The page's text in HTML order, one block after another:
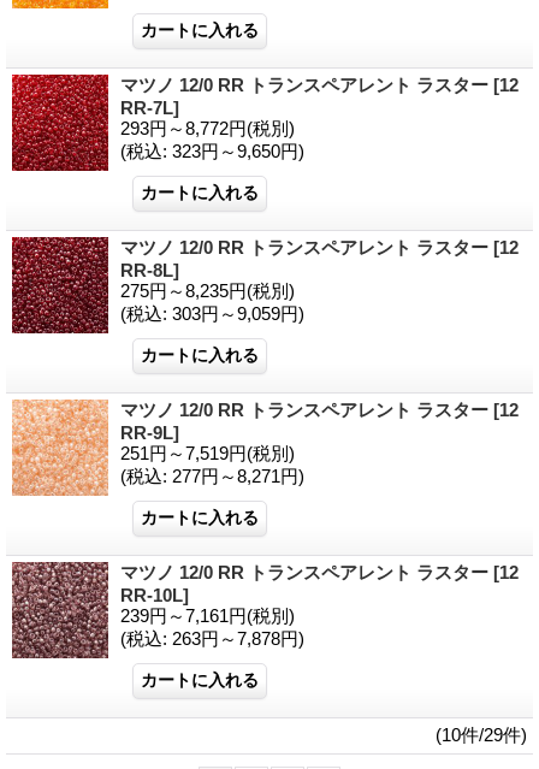
マツノ 12/0 RR トランスペアレント ラスター [12
RR-7L]
293円～8,772円(税別)
(税込: 323円～9,650円)
マツノ 12/0 RR トランスペアレント ラスター [12
RR-8L]
275円～8,235円(税別)
(税込: 303円～9,059円)
マツノ 12/0 RR トランスペアレント ラスター [12
RR-9L]
251円～7,519円(税別)
(税込: 277円～8,271円)
マツノ 12/0 RR トランスペアレント ラスター [12
RR-10L]
239円～7,161円(税別)
(税込: 263円～7,878円)
(10件/29件)